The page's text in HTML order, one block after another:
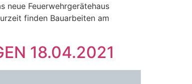
neue Feuerwehrgerätehaus
finden Bauarbeiten am
18.04.2021